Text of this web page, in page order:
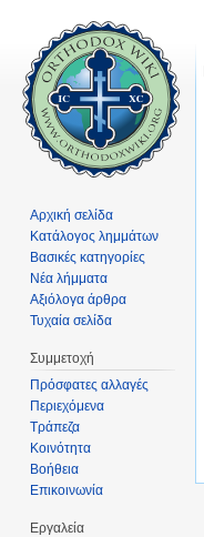
Αρχική σελίδα
Κατάλογος λημμάτων
Βασικές κατηγορίες
Νέα λήμματα
Αξιόλογα άρθρα
Τυχαία σελίδα
Συμμετοχή
Πρόσφατες αλλαγές
Περιεχόμενα
Τράπεζα
Κοινότητα
Βοήθεια
Επικοινωνία
Εργαλεία